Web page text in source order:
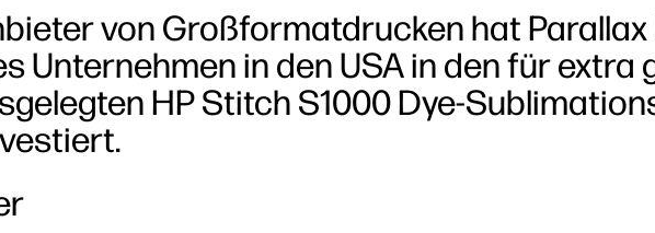
von Großformatdrucken hat Parallax
Unternehmen in den USA in den für extra
HP Stitch S1000 Dye-